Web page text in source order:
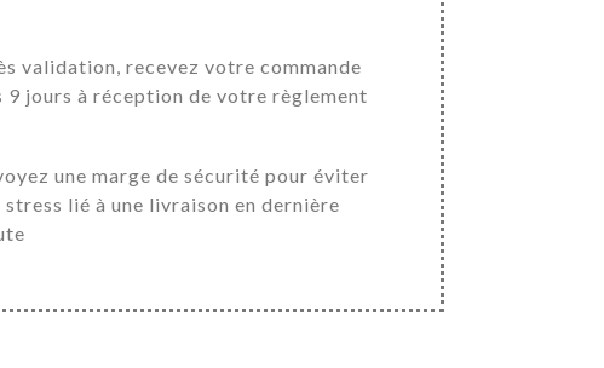
validation, recevez votre commande
9 jours à réception de votre règlement
une marge de sécurité pour éviter
lié à une livraison en dernière